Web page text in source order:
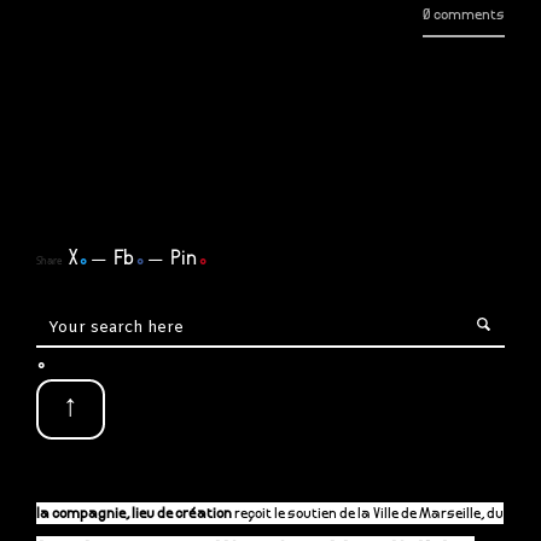
0 comments
Share X. Fb. Pin.
.
↑
la compagnie, lieu de créationreçoit le soutien de la Ville de Marseille, du